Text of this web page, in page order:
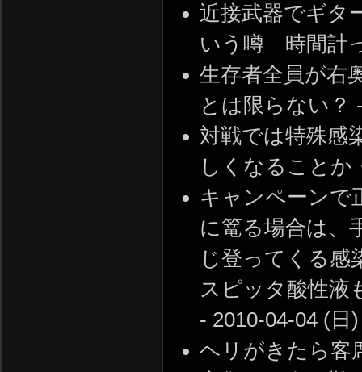
近接武器でギタ
いう噂 時間計
生存者全員が右
とは限らない？
対戦では特殊感
しくなることか
キャンペーンで
に篭る場合は、
じ登ってくる感
スピッタ酸性液
- 2010-04-04 (日
ヘリがきたら客